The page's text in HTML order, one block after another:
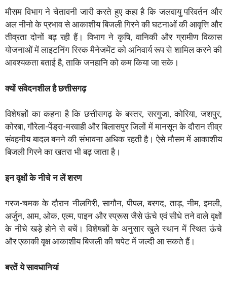
मौसम विभाग ने चेतावनी जारी करते हुए कहा है कि जलवायु परिवर्तन और
अल नीनो के प्रभाव से आकाशीय बिजली गिरने की घटनाओं की आवृत्ति और
तीव्रता दोनों बढ़ रही हैं। विभाग ने कृषि, वानिकी और ग्रामीण विकास
योजनाओं में लाइटनिंग रिस्क मैनेजमेंट को अनिवार्य रूप से शामिल करने की
आवश्यकता बताई है, ताकि जनहानि को कम किया जा सके।
क्यों संवेदनशील है छत्तीसगढ़
विशेषज्ञों का कहना है कि छत्तीसगढ़ के बस्तर, सरगुजा, कोरिया, जशपुर,
कोरबा, गौरेला-पेंड्रा-मरवाही और बिलासपुर जिलों में मानसून के दौरान तीव्र
संवहनीय बादल बनने की संभावना अधिक रहती है। ऐसे मौसम में आकाशीय
बिजली गिरने का खतरा भी बढ़ जाता है।
इन वृक्षों के नीचे न लें शरण
गरज-चमक के दौरान नीलगिरी, सागौन, पीपल, बरगद, ताड़, नीम, इमली,
अर्जुन, आम, ओक, एल्म, पाइन और स्प्रूस जैसे ऊंचे एवं सीधे तने वाले वृक्षों
के नीचे खड़े होने से बचें। विशेषज्ञों के अनुसार खुले स्थान में स्थित ऊंचे
और एकाकी वृक्ष आकाशीय बिजली की चपेट में जल्दी आ सकते हैं।
बरतें ये सावधानियां